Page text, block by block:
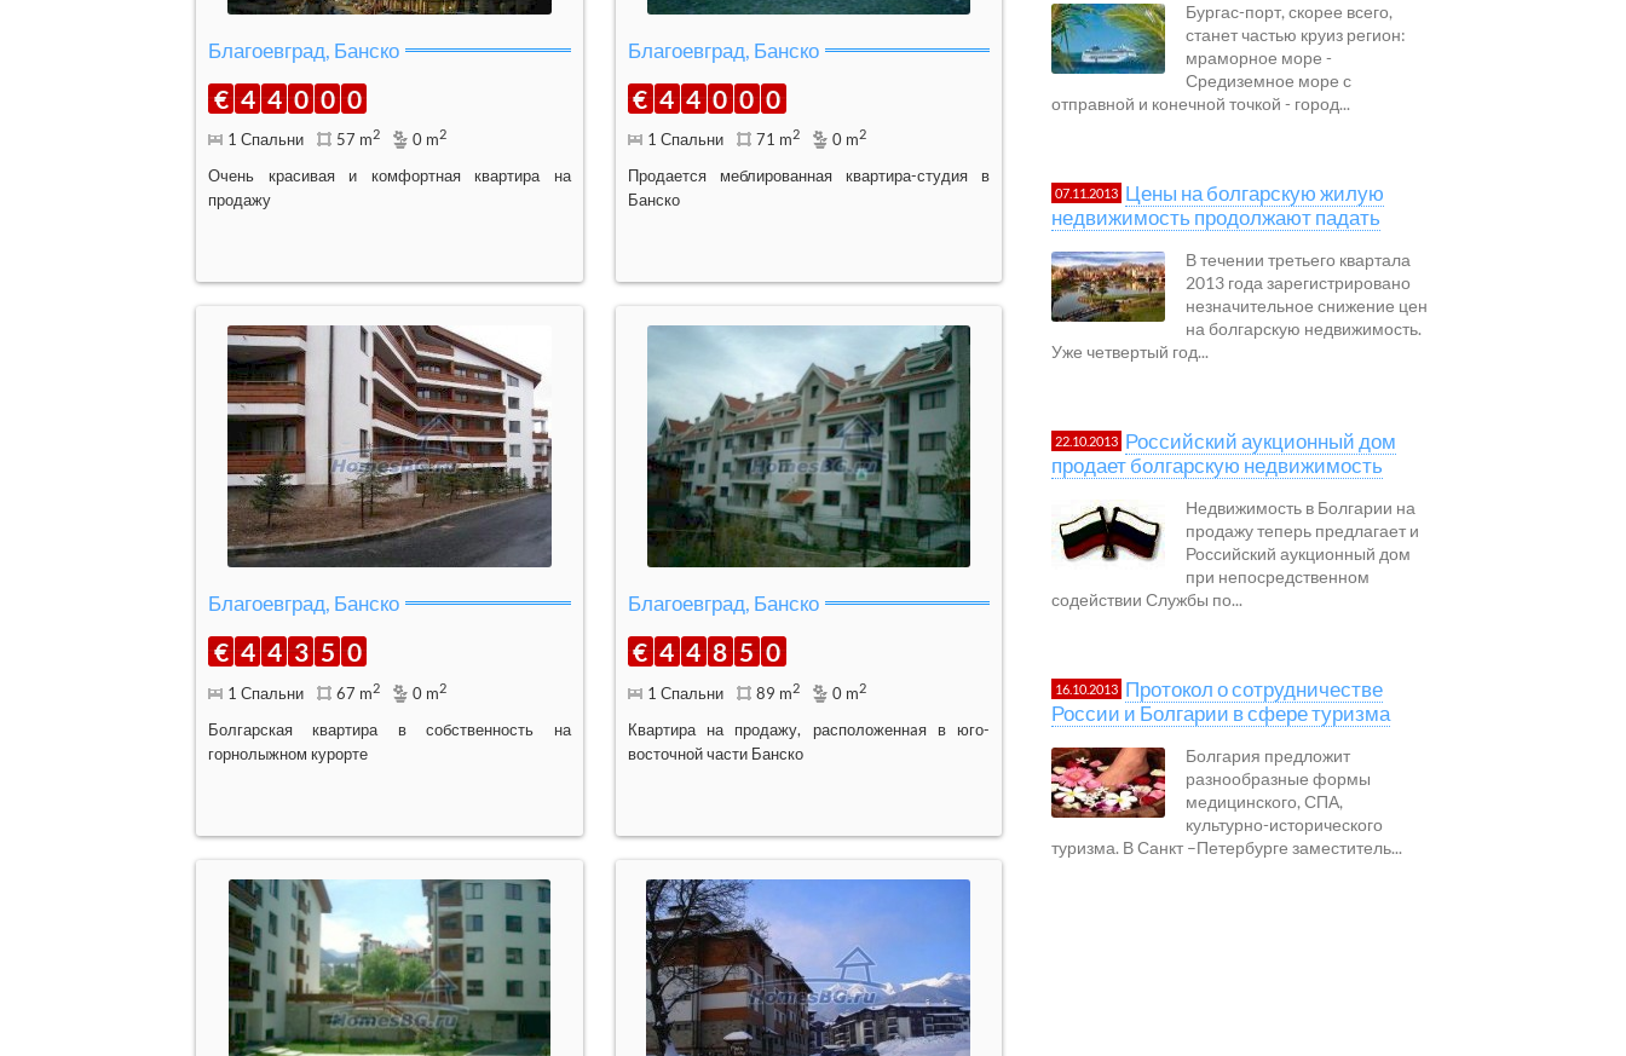
Благоевград, Банско
€ 4 4 0 0 0
1 Спальни 57 m2 0 m2
Очень красивая и комфортная квартира на
продажу
Благоевград, Банско
€ 4 4 0 0 0
1 Спальни 71 m2 0 m2
Продается меблированная квартира-студия в
Банско
Благоевград, Банско
€ 4 4 3 5 0
1 Спальни 67 m2 0 m2
Болгарская квартира в собственность на
горнолыжном курорте
Благоевград, Банско
€ 4 4 8 5 0
1 Спальни 89 m2 0 m2
Квартира на продажу, расположеннaя в юго-
восточной части Банско
Бургас-порт, скорее всего,
станет частью круиз регион:
мраморное море -
Средиземное море с
отправной и конечной точкой - город...
07.11.2013 Цены на болгарскую жилую
недвижимость продолжают падать
В течении третьего квартала
2013 года зарегистрировано
незначительное снижение цен
на болгарскую недвижимость.
Уже четвертый год...
22.10.2013 Российский аукционный дом
продает болгарскую недвижимость
Недвижимость в Болгарии на
продажу теперь предлагает и
Российский аукционный дом
при непосредственном
содействии Службы по...
16.10.2013 Протокол о сотрудничестве
России и Болгарии в сфере туризма
Болгария предложит
разнообразные формы
медицинского, СПА,
культурно-исторического
туризма. В Санкт –Петербурге заместитель...